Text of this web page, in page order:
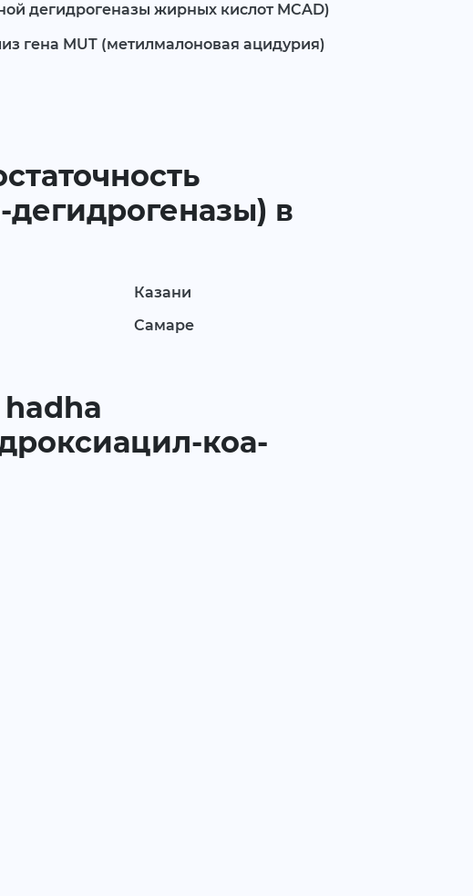
дегидрогеназы жирных кислот MCAD)
гена MUT (метилмалоновая ацидурия)
в
Казани
Самаре
hadha
коа-